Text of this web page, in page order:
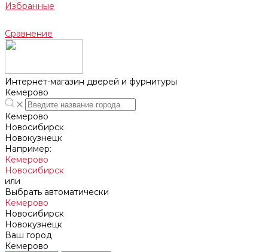
Избранные
Сравнение
Интернет-магазин дверей и фурнитуры
Кемерово
Кемерово
Новосибирск
Новокузнецк
Например:
Кемерово
Новосибирск
или
Выбрать автоматически
Кемерово
Новосибирск
Новокузнецк
Ваш город
Кемерово